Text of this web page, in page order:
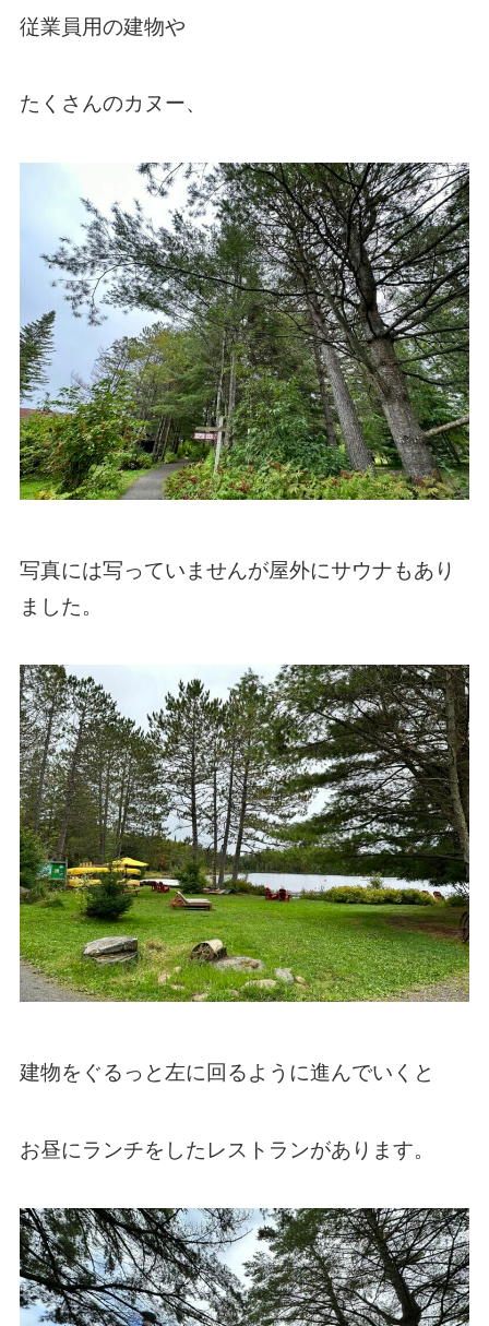
従業員用の建物や
たくさんのカヌー、
写真には写っていませんが屋外にサウナもあり
ました。
建物をぐるっと左に回るように進んでいくと
お昼にランチをしたレストランがあります。